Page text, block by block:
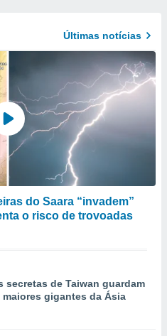
Últimas notícias
do Saara “invadem”
o risco de trovoadas
secretas de Taiwan guardam
gigantes da Ásia